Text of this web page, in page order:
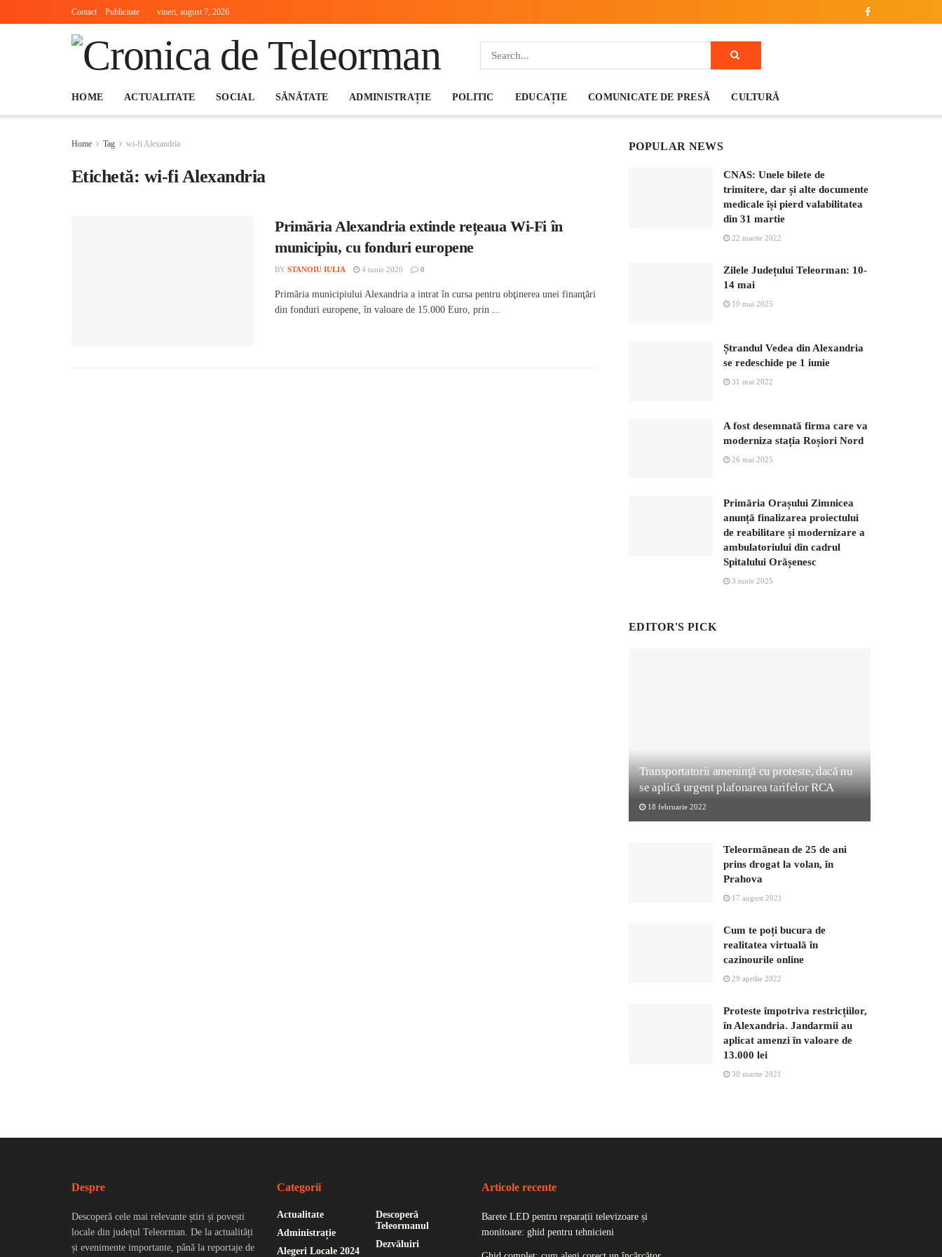
Contact Publicitate vineri, august 7, 2026
HOME ACTUALITATE SOCIAL SĂNĂTATE ADMINISTRAȚIE POLITIC EDUCAȚIE COMUNICATE DE PRESĂ CULTURĂ
Home Tag wi-fi Alexandria
Etichetă: wi-fi Alexandria
Primăria Alexandria extinde rețeaua Wi-Fi în
municipiu, cu fonduri europene
BY STANOIU IULIA 4 iunie 2020 0
Primăria municipiului Alexandria a intrat în cursa pentru obţinerea unei finanţări
din fonduri europene, în valoare de 15.000 Euro, prin ...
POPULAR NEWS
CNAS: Unele bilete de
trimitere, dar și alte documente
medicale își pierd valabilitatea
din 31 martie
22 martie 2022
Zilele Județului Teleorman: 10-
14 mai
10 mai 2025
Ștrandul Vedea din Alexandria
se redeschide pe 1 iunie
31 mai 2022
A fost desemnată firma care va
moderniza stația Roșiori Nord
26 mai 2025
Primăria Orașului Zimnicea
anunță finalizarea proiectului
de reabilitare și modernizare a
ambulatoriului din cadrul
Spitalului Orășenesc
3 iunie 2025
EDITOR'S PICK
Transportatorii ameninţă cu proteste, dacă nu
se aplică urgent plafonarea tarifelor RCA
18 februarie 2022
Teleormănean de 25 de ani
prins drogat la volan, în
Prahova
17 august 2021
Cum te poți bucura de
realitatea virtuală în
cazinourile online
29 aprilie 2022
Proteste împotriva restricțiilor,
în Alexandria. Jandarmii au
aplicat amenzi în valoare de
13.000 lei
30 martie 2021
Despre
Descoperă cele mai relevante știri și povești
locale din județul Teleorman. De la actualități
și evenimente importante, până la reportaje de
Categorii
Actualitate
Administrație
Alegeri Locale 2024
Descoperă
Teleormanul
Dezvăluiri
Articole recente
Barete LED pentru reparații televizoare și
monitoare: ghid pentru tehnicieni